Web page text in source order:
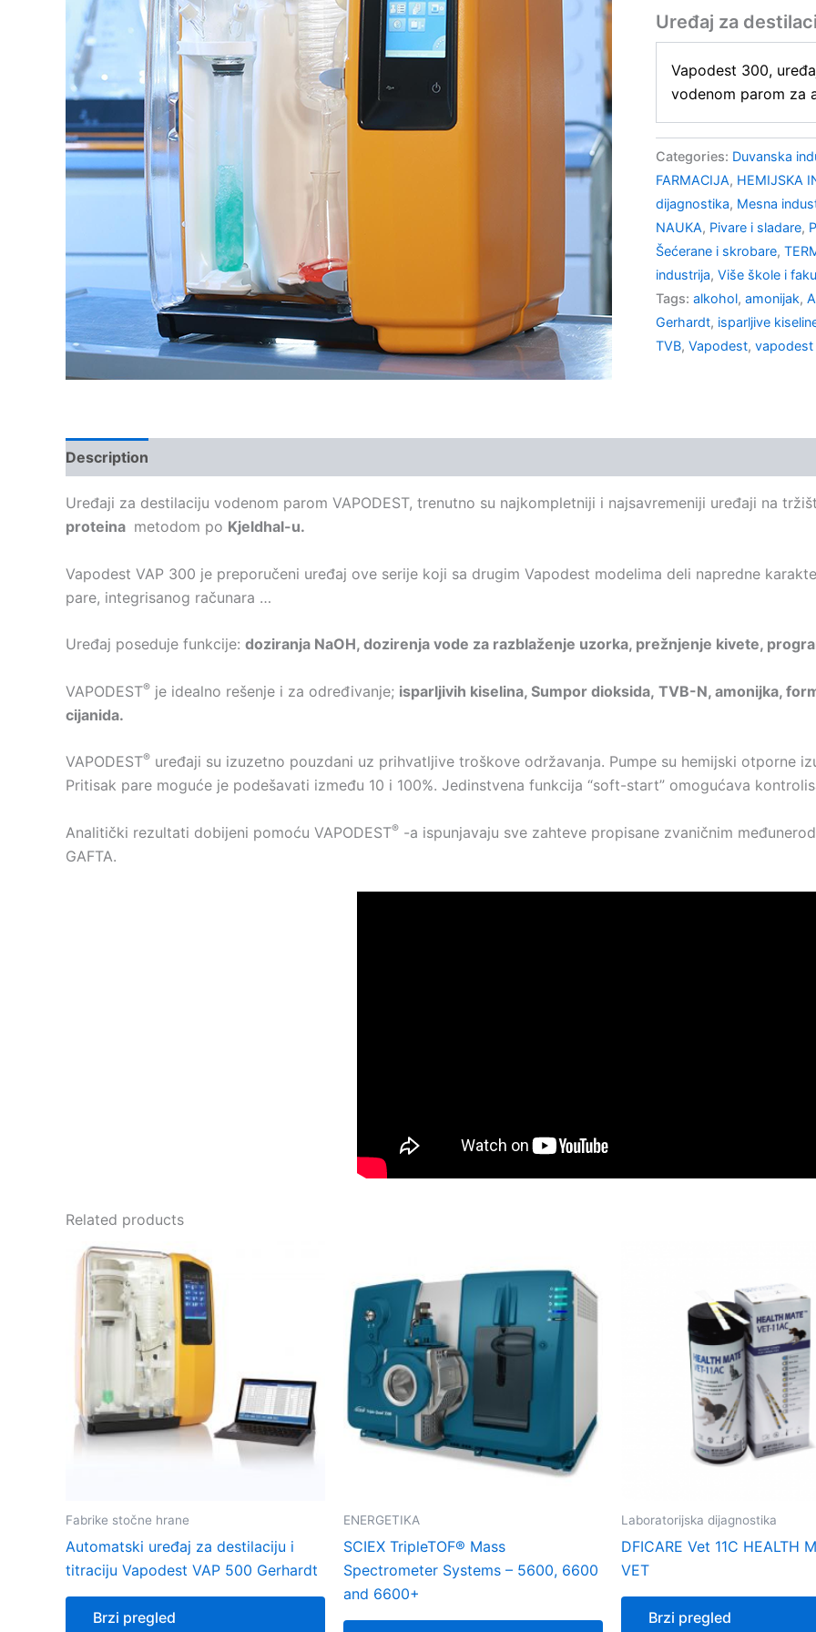
Uređaj za
Vapodest 300,
vodenom parom za
Categories: Duvanska
FARMACIJA, HEMIJSKA
dijagnostika, Mesna
NAUKA, Pivare i sladare,
Šećerane i skrobare,
industrija, Više škole i
Tags: alkohol, amonijak,
Gerhardt, isparljive
TVB, Vapodest, vapodest
Description
Uređaji za destilaciju vodenom parom VAPODEST, trenutno su najkompletniji i najsavremeniji uređaji na
proteina metodom po Kjeldhal-u.
Vapodest VAP 300 je preporučeni uređaj ove serije koji sa drugim Vapodest modelima deli napredne
pare, integrisanog računara …
Uređaj poseduje funkcije: doziranja NaOH, dozirenja vode za razblaženje uzorka, prežnjenje kivete,
VAPODEST® je idealno rešenje i za određivanje; isparljivih kiselina, Sumpor dioksida, TVB-N, amonijka,
cijanida.
VAPODEST® uređaji su izuzetno pouzdani uz prihvatljive troškove održavanja. Pumpe su hemijski otporne
Pritisak pare moguće je podešavati između 10 i 100%. Jedinstvena funkcija “soft-start” omogućava
Analitički rezultati dobijeni pomoću VAPODEST® -a ispunjavaju sve zahteve propisane zvaničnim
GAFTA.
Related products
Fabrike stočne hrane
Automatski uređaj za destilaciju i
titraciju Vapodest VAP 500 Gerhardt
Brzi pregled
ENERGETIKA
SCIEX TripleTOF® Mass
Spectrometer Systems – 5600, 6600
and 6600+
Laboratorijska dijagnostika
DFICARE Vet 11C HEALTH
VET
Brzi pregled